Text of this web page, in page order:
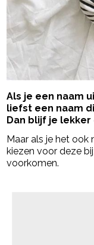
Als je een naam
liefst een naam
Dan blijf je
Maar als je het ook
kiezen voor deze
voorkomen.